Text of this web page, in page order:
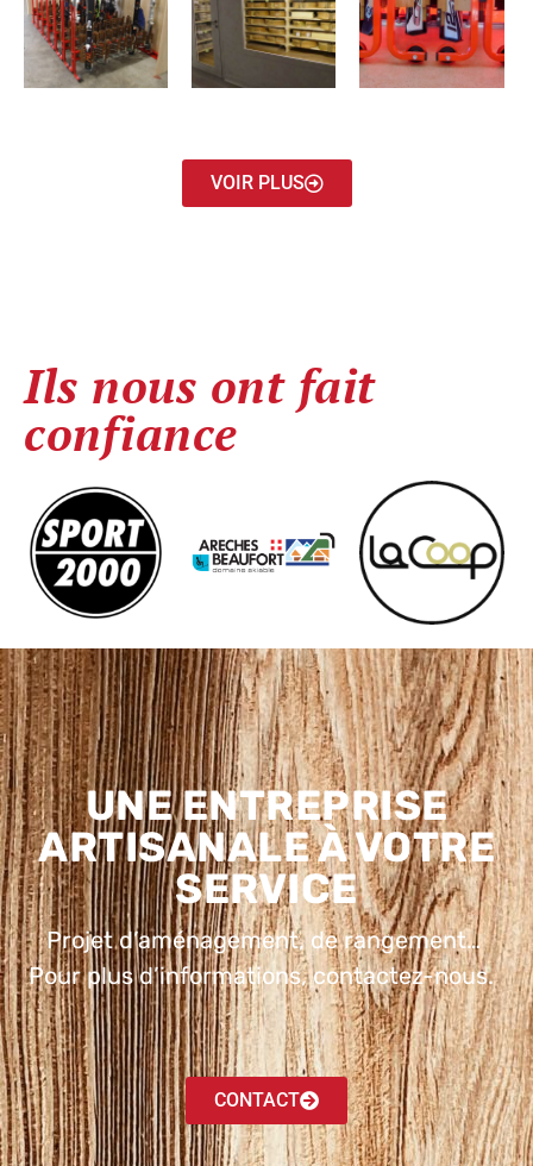
VOIR PLUS
Ils nous ont fait
confiance
UNE ENTREPRISE
ARTISANALE À VOTRE
SERVICE
Projet d’aménagement, de rangement…
Pour plus d’informations, contactez-nous.
CONTACT